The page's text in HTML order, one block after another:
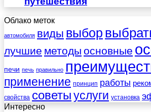
Облако меток
автомобиля виды выбор
лучшие методы основные
печи печь правильно
применение принцип работы
свойства советыуслуги установка
Интересно